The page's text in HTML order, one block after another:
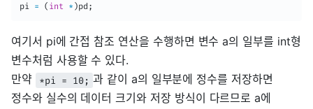
pi = ( int * )pd ;
여기서 pi에 간접 참조 연산을 수행하면 변수 a의 일부를 int형
변수처럼 사용할 수 있다.
만약
*pi = 10; 과 같이 a의 일부분에 정수를 저장하면
정수와 실수의 데이터 크기와 저장 방식이 다르므로 a에